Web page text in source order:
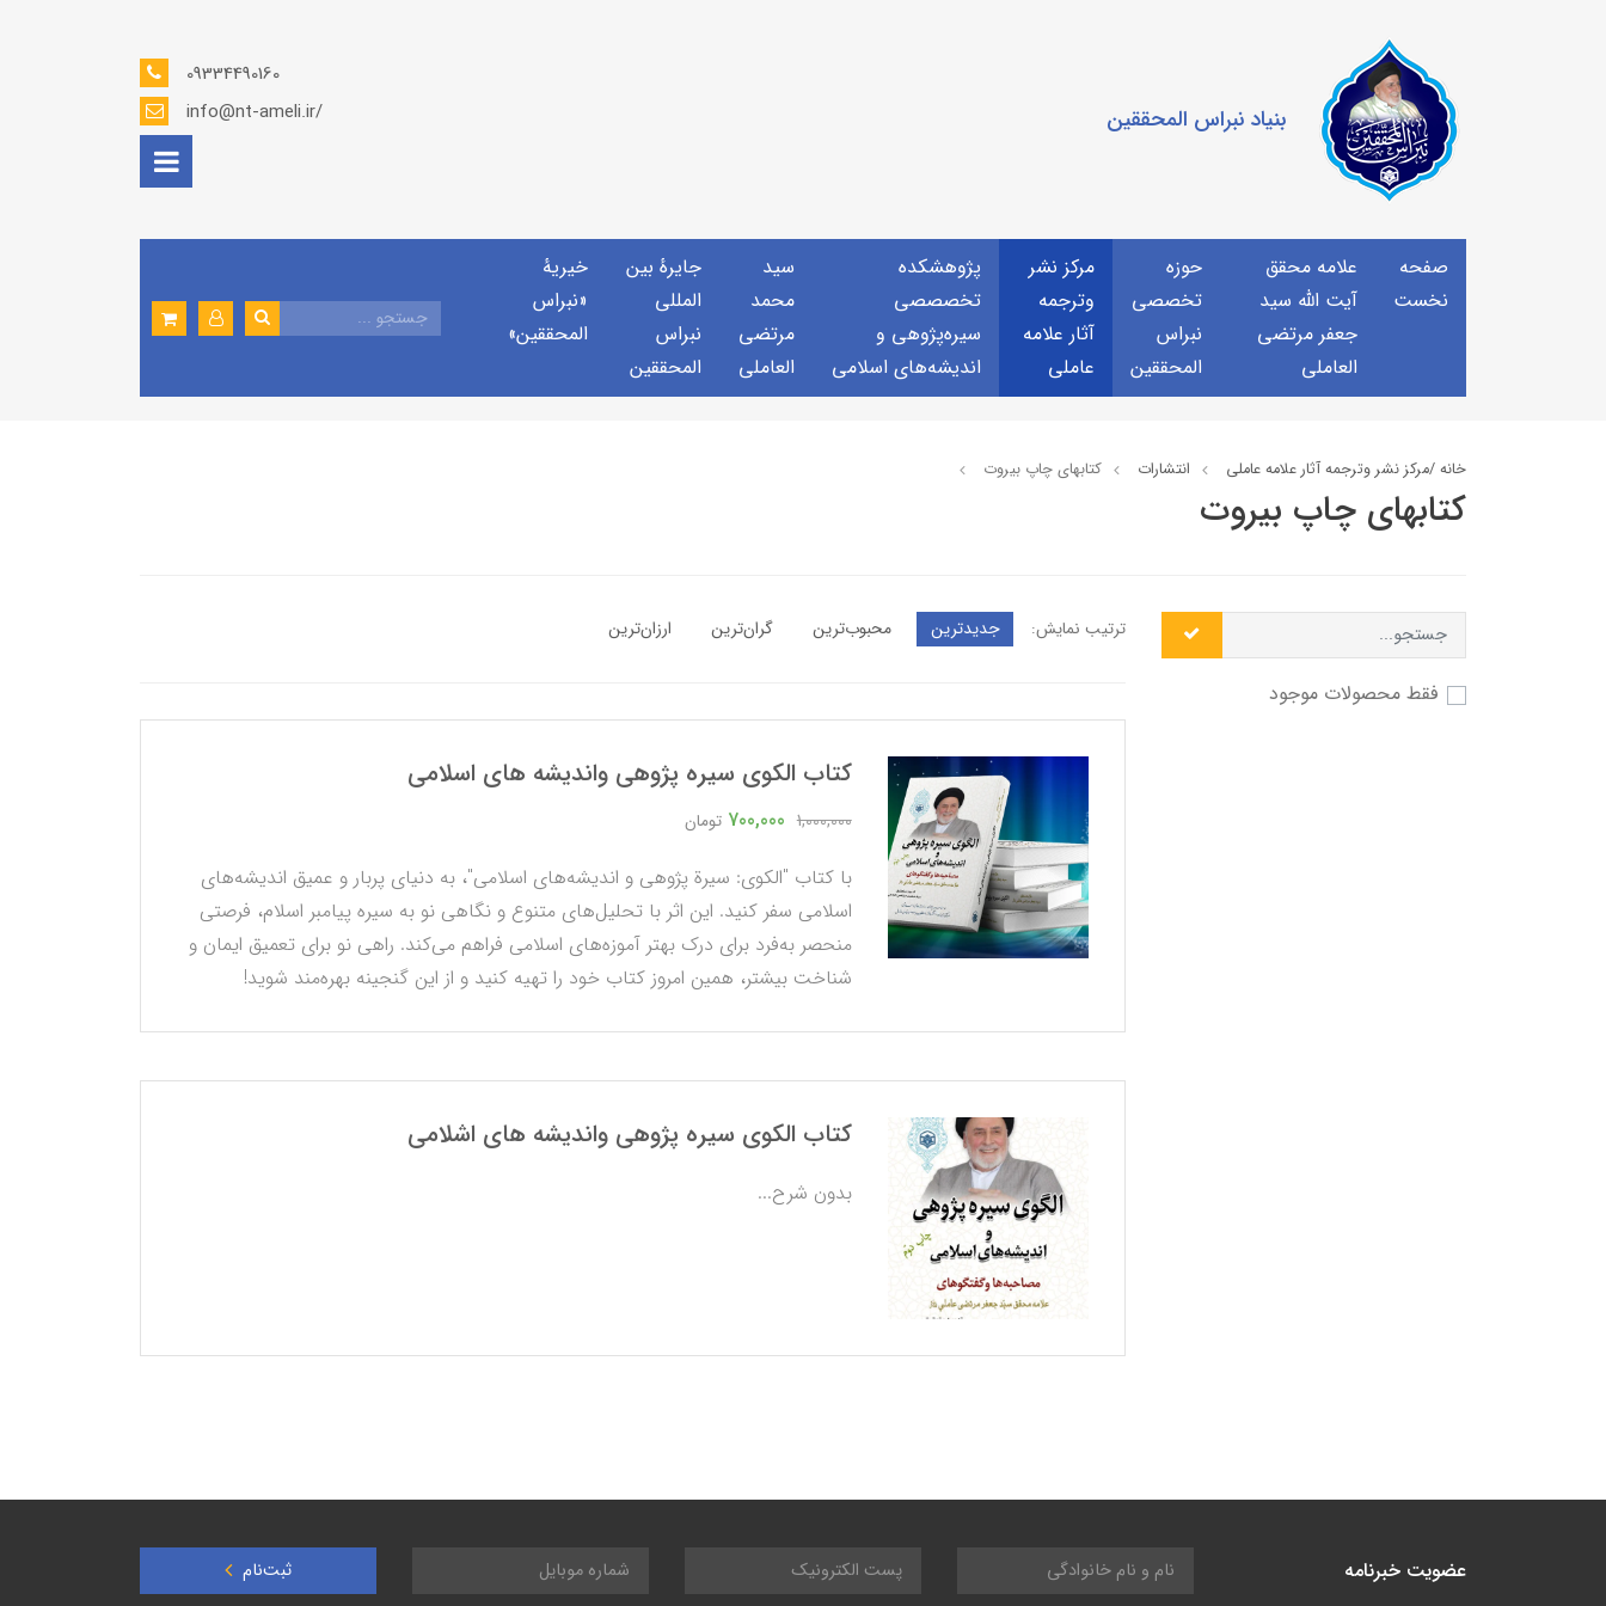
بنیاد نبراس المحققین
09334490160
info@nt-ameli.ir/
صفحه
نخست
علامه محقق
آیت الله سید
جعفر مرتضی
العاملی
حوزه
تخصصی
نبراس
المحققین
مركز نشر
وترجمه
آثار علامه
عاملی
پژوهشكده
تخصصصى
سیره‌پژوهی و
اندیشه‌های اسلامی
سید
محمد
مرتضی
العاملی
جايرهٔ بین
المللی
نبراس
المحققین
خيريهٔ
«نبراس
المحققين»
خانه /مركز نشر وترجمه آثار علامه عاملی انتشارات كتابهاي چاپ بيروت
كتابهاي چاپ بيروت
فقط محصولات موجود
ترتیب نمایش: جدیدترین محبوب‌ترین گران‌ترین ارزان‌ترین
كتاب الكوي سيره پژوهي وانديشه هاي اسلامي
1,000,000
700,000 تومان
با کتاب "الکوی: سیرة پژوهی و اندیشه‌های اسلامی"، به دنیای پربار و عمیق اندیشه‌های
اسلامی سفر کنید. این اثر با تحلیل‌های متنوع و نگاهی نو به سیره پیامبر اسلام، فرصتی
منحصر به‌فرد برای درک بهتر آموزه‌های اسلامی فراهم می‌کند. راهی نو برای تعمیق ایمان و
شناخت بیشتر، همین امروز کتاب خود را تهیه کنید و از این گنجینه بهره‌مند شوید!
كتاب الكوي سيره پژوهي وانديشه هاي اشلامي
بدون شرح...
عضویت خبرنامه ثبت‌نام